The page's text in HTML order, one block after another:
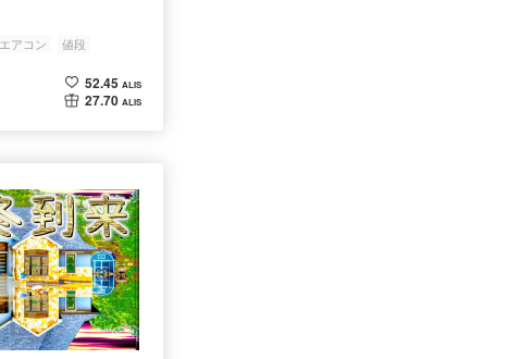
エアコン 値段
52.45 ALIS
27.70 ALIS